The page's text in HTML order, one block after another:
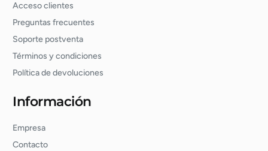
Acceso clientes
Preguntas frecuentes
Soporte postventa
Términos y condiciones
Política de devoluciones
Información
Empresa
Contacto